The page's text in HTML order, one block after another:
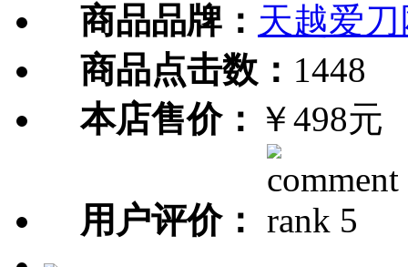
商品品牌： 天越爱
商品点击数： 1448
本店售价： ￥498元
用户评价：